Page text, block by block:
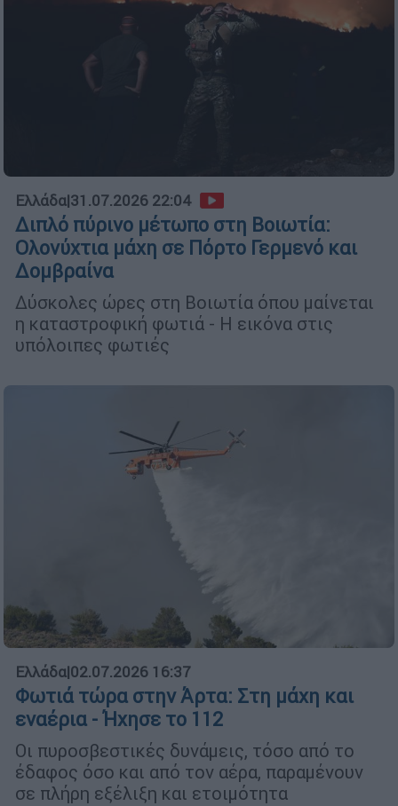
Ελλάδα|31.07.2026 22:04
Διπλό πύρινο μέτωπο στη Βοιωτία:
Ολονύχτια μάχη σε Πόρτο Γερμενό και
Δομβραίνα
Δύσκολες ώρες στη Βοιωτία όπου μαίνεται
η καταστροφική φωτιά - Η εικόνα στις
υπόλοιπες φωτιές
Ελλάδα|02.07.2026 16:37
Φωτιά τώρα στην Άρτα: Στη μάχη και
εναέρια - Ήχησε το 112
Οι πυροσβεστικές δυνάμεις, τόσο από το
έδαφος όσο και από τον αέρα, παραμένουν
σε πλήρη εξέλιξη και ετοιμότητα